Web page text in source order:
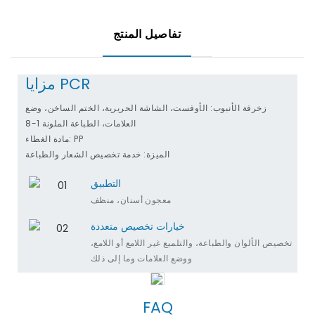
تفاصيل المنتج
مزايا PCR
زخرفة الأنبوب: الأوفست، الشاشة الحريرية، الختم الساخن، وضع
العلامات، الطباعة الملونة 1-8
مادة الغطاء: PP
الميزة: خدمة تخصيص الشعار والطباعة
التطبيق
معجون أسنان، منظف
خيارات تخصيص متعددة
تخصيص الألوان والطباعة، والتلميع غير اللامع أو اللامع،
ووضع العلامات وما إلى ذلك
FAQ